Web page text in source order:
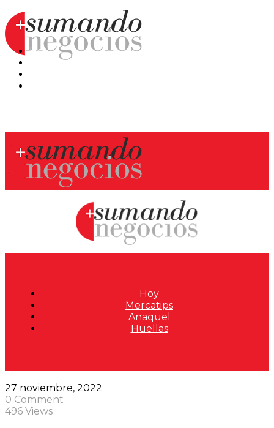
Hoy
Mercatips
Hoy
Mercatips
Anaquel
Huellas
27 noviembre, 2022
0 Comment
496 Views